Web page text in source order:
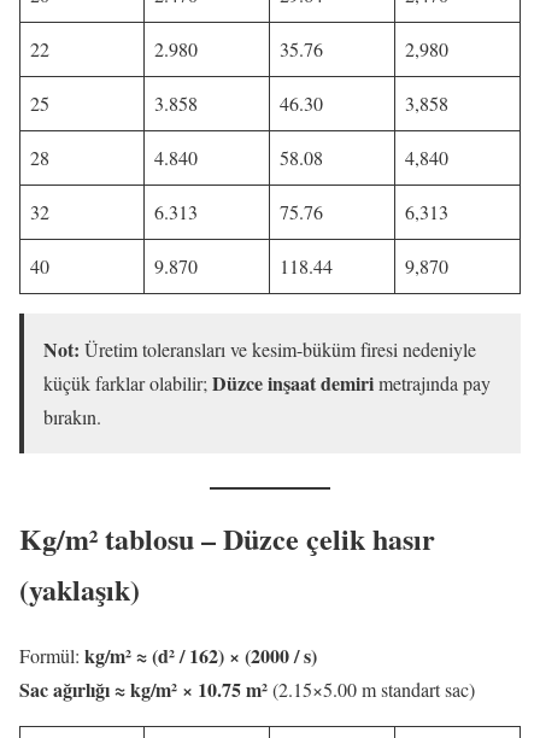
22 2.980 35.76 2,980
25 3.858 46.30 3,858
28 4.840 58.08 4,840
32 6.313 75.76 6,313
40 9.870 118.44 9,870
Not: Üretim toleransları ve kesim-büküm firesi nedeniyle
küçük farklar olabilir;Düzce inşaat demirimetrajında pay
bırakın.
Kg/m² tablosu – Düzce çelik hasır
(yaklaşık)
Formül: kg/m² ≈ (d² / 162) × (2000 / s)
Sac ağırlığı ≈ kg/m² × 10.75 m²(2.15×5.00 m standart sac)